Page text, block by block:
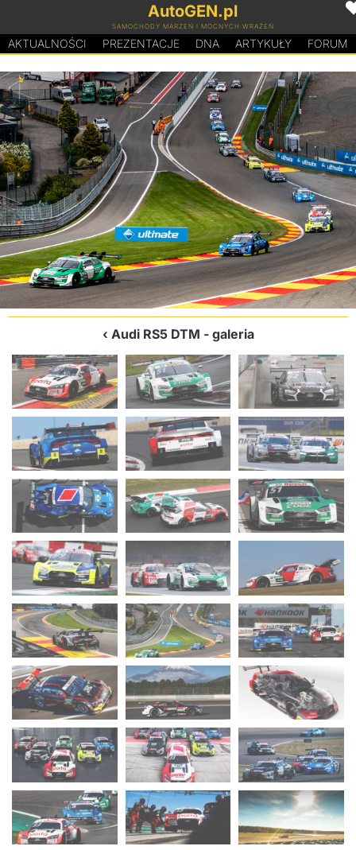
AutoGEN.pl
SAMOCHODY MARZEŃ I MOCNYCH WRAŻEŃ
AKTUALNOŚCI PREZENTACJE DNA ARTYKUŁY FORUM
Audi RS5 DTM - galeria